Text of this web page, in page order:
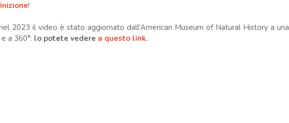
!
nel 2023 il video è stato aggiornato dall'American Museum of Natural History a una
a 360°: lo potete vedere a questo link.